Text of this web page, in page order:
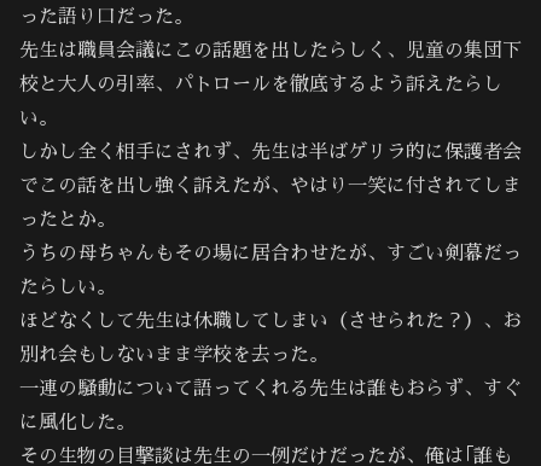
った語り口だった。
先生は職員会議にこの話題を出したらしく、児童の集団下
校と大人の引率、パトロールを徹底するよう訴えたらし
い。
しかし全く相手にされず、先生は半ばゲリラ的に保護者会
でこの話を出し強く訴えたが、やはり一笑に付されてしま
ったとか。
うちの母ちゃんもその場に居合わせたが、すごい剣幕だっ
たらしい。
ほどなくして先生は休職してしまい（させられた？）、お
別れ会もしないまま学校を去った。
一連の騒動について語ってくれる先生は誰もおらず、すぐ
に風化した。
その生物の目撃談は先生の一例だけだったが、俺は｢誰も